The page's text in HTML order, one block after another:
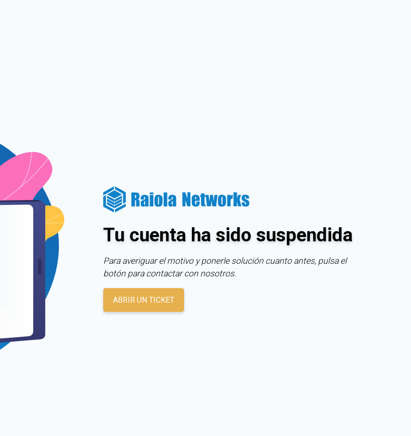
Tu cuenta ha sido suspendida
Para averiguar el motivo y ponerle solución cuanto antes, pulsa el
botón para contactar con nosotros.
ABRIR UN TICKET